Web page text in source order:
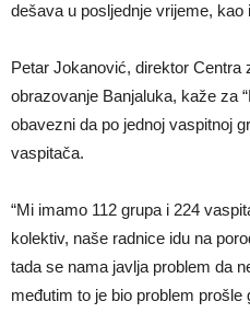
dešava u posljednje vrijeme, kao
Petar Jokanović, direktor Centra
obrazovanje Banjaluka, kaže za
obavezni da po jednoj vaspitnoj
vaspitača.
“Mi imamo 112 grupa i 224
kolektiv, naše radnice idu na
tada se nama javlja problem da
međutim to je bio problem prošle